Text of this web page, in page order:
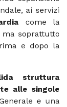
ai servizi
come la
ma soprattutto
e dopo la
struttura
alle singole
e una